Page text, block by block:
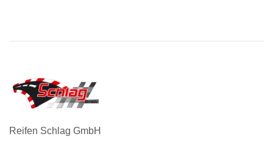
Reifen Schlag GmbH